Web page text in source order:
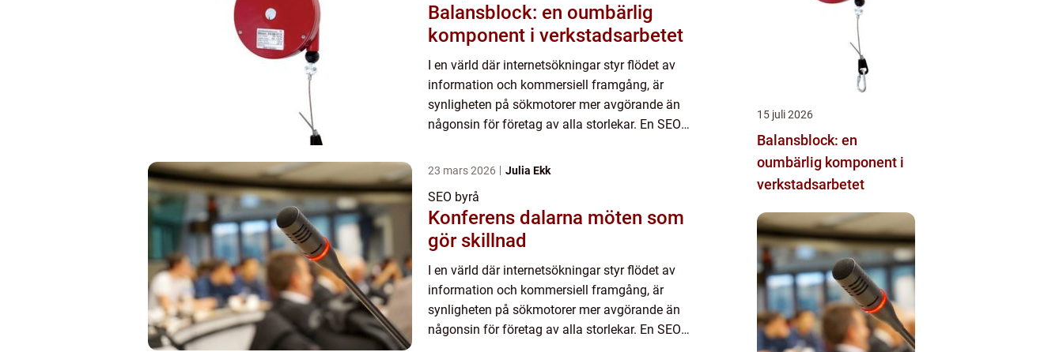
Balansblock: en oumbärlig
komponent i verkstadsarbetet
I en värld där internetsökningar styr flödet av
information och kommersiell framgång, är
synligheten på sökmotorer mer avgörande än
någonsin för företag av alla storlekar. En SEO
23 mars 2026 Julia Ekk
SEO byrå
Konferens dalarna möten som
gör skillnad
I en värld där internetsökningar styr flödet av
information och kommersiell framgång, är
synligheten på sökmotorer mer avgörande än
någonsin för företag av alla storlekar. En SEO
15 juli 2026
Balansblock: en
oumbärlig komponent i
verkstadsarbetet